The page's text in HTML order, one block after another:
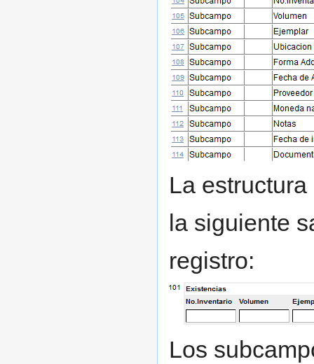
La
la siguiente
registro:
Los